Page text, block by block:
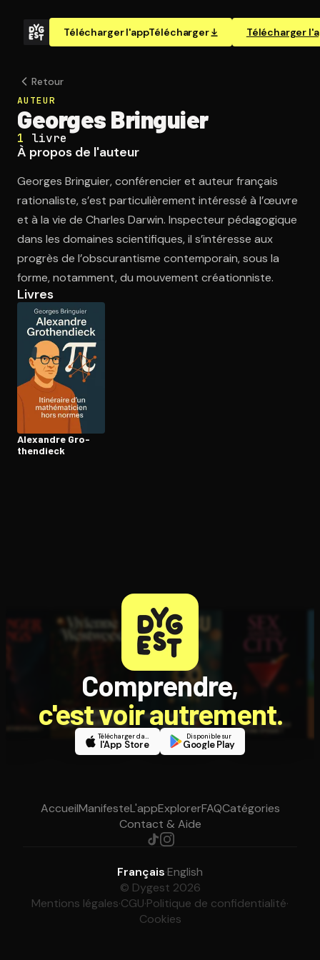
Télécharger l'appTélécharger Télécharger
Ouvre l'app Appareil photo, pointe sur le code. C'est gratuit à
Retour
AUTEUR
Georges Bringuier
1 livre
À propos de l'auteur
Georges Bringuier, conférencier et auteur français
rationaliste, s’est particulièrement intéressé à l’œuvre
et à la vie de Charles Darwin. Inspecteur pédagogique
dans les domaines scientifiques, il s’intéresse aux
progrès de l’obscurantisme contemporain, sous la
forme, notamment, du mouvement créationniste.
Livres
Alexandre Gro­
then­dieck
Comprendre,
c'est voir autrement.
Télécharger dans
l'App Store
Disponible sur
Google Play
AccueilManifesteL'appExplorerFAQCatégories
Contact & Aide
Français·English
© Dygest 2026
Mentions légales·CGU·Politique de confidentialité·
Cookies